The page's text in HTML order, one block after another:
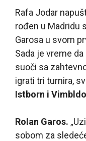
Rafa Jodar
rođen u Madridu
Garosa u svom
Sada je vreme
suoči sa
igrati tri turnira,
Istborn i
Rolan Garos.
sobom za